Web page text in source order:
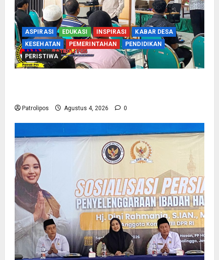
ASPIRASI EDUKASI INSPIRASI
KABAR DESA
KESEHATAN
PEMERINTAHAN
PENDIDIKAN
PERISTIWA
Patrolipos Agustus 4, 2026 0